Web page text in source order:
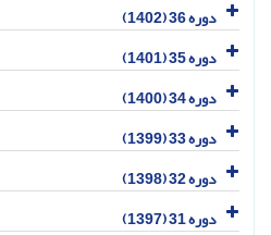
دوره 36 (1402)
دوره 35 (1401)
دوره 34 (1400)
دوره 33 (1399)
دوره 32 (1398)
دوره 31 (1397)